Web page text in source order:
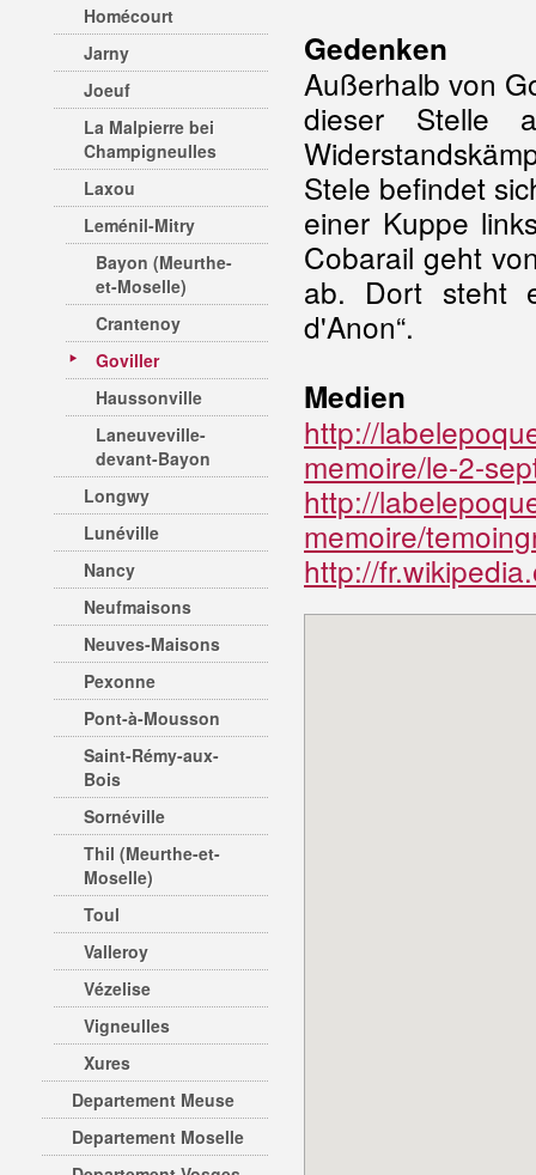
Homécourt
Jarny
Joeuf
La Malpierre bei
Champigneulles
Laxou
Leménil-Mitry
Bayon (Meurthe-
et-Moselle)
Crantenoy
Goviller
Haussonville
Laneuveville-
devant-Bayon
Longwy
Lunéville
Nancy
Neufmaisons
Neuves-Maisons
Pexonne
Pont-à-Mousson
Saint-Rémy-aux-
Bois
Sornéville
Thil (Meurthe-et-
Moselle)
Toul
Valleroy
Vézelise
Vigneulles
Xures
Departement Meuse
Departement Moselle
Gedenken
Außerhalb von
dieser Stelle
Stele befindet
einer Kuppe
Cobarail geht
ab. Dort steht
d'Anon“.
Medien
http://
memoire/le-2-
http://
memoire/
http://